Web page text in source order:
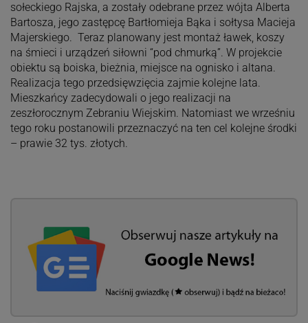
sołeckiego Rajska, a zostały odebrane przez wójta Alberta
Bartosza, jego zastępcę Bartłomieja Bąka i sołtysa Macieja
Majerskiego. Teraz planowany jest montaż ławek, koszy
na śmieci i urządzeń siłowni “pod chmurką”. W projekcie
obiektu są boiska, bieżnia, miejsce na ognisko i altana.
Realizacja tego przedsięwzięcia zajmie kolejne lata.
Mieszkańcy zadecydowali o jego realizacji na
zeszłorocznym Zebraniu Wiejskim. Natomiast we wrześniu
tego roku postanowili przeznaczyć na ten cel kolejne środki
– prawie 32 tys. złotych.